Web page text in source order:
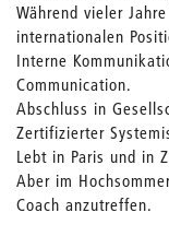
Während vieler
internationalen
Interne
Communication.
Abschluss in
Zertifizierter
Lebt in Paris und in
Aber im
Coach anzutreffen.